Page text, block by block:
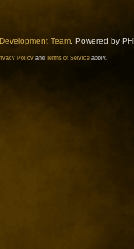
Team. Powered by
Policyand Terms of Serviceapply.